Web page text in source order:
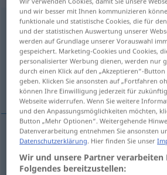
himmelschreiendadj
Übersicht aller Übersetzungen
(Für mehr Details die Übersetzung
que clama al cielo, inaudito
que clama alcielo
Ungerechtigkeit
und wir besser mit Ihnen kommunizieren
funktionale und statistische Cookies, die für
und der statistischen Auswertung unserer
werden auf Grundlage unserer Vorauswahl
gespeichert. Marketing-Cookies und Cookies,
personalisierter Werbung dienen, werden nur
durch einen Klick auf den „Akzeptieren“-
geben. Klicken Sie ansonsten auf „Fortfahren
können Ihre Einwilligung jederzeit für
Webseite widerrufen. Wenn Sie weitere
und den Anpassungsmöglichkeiten möchten,
Button „Mehr Optionen“. Weitergehende
Datenverarbeitung entnehmen Sie ansonsten
Datenschutzerklärung. Hier finden Sie unser
Wir und unsere Partner verarbeiten
Folgendes bereitzustellen: